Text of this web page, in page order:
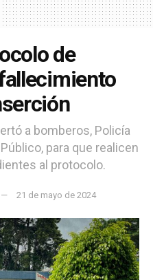
de
a bomberos, Policía
para que realicen
al protocolo.
21 de mayo de 2024